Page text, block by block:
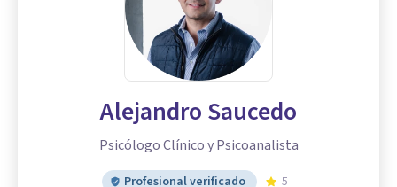
Alejandro Saucedo
Psicólogo Clínico y Psicoanalista
Profesional verificado 5